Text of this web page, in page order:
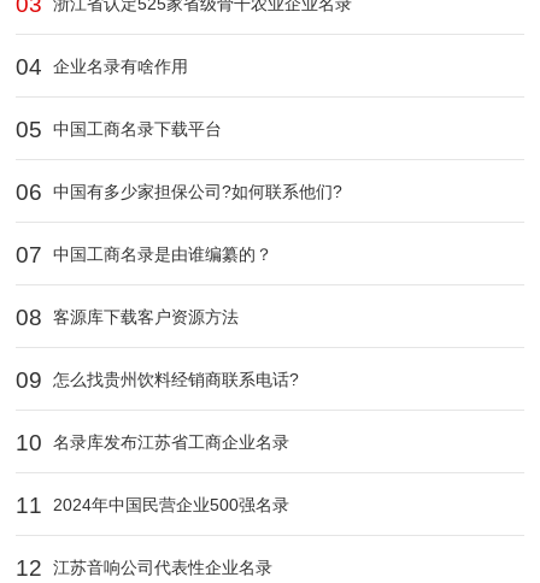
04 企业名录有啥作用
05 中国工商名录下载平台
06 中国有多少家担保公司?如何联系他们?
07 中国工商名录是由谁编纂的？
08 客源库下载客户资源方法
09 怎么找贵州饮料经销商联系电话?
10 名录库发布江苏省工商企业名录
11 2024年中国民营企业500强名录
12 江苏音响公司代表性企业名录